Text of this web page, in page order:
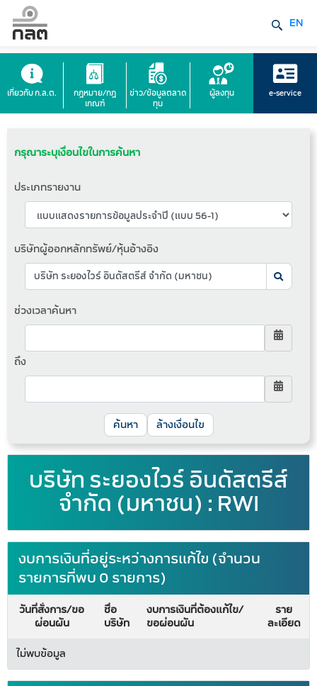
EN
เกี่ยวกับ ก.ล.ต.
กฎหมาย/กฎ
เกณฑ์
ข่าว/ข้อมูลตลาด
ทุน
ผู้ลงทุน e-service
กรุณาระบุเงื่อนไขในการค้นหา
ประเภทรายงาน
บริษัทผู้ออกหลักทรัพย์/หุ้นอ้างอิง
ช่วงเวลาค้นหา
ถึง
ล้างเงื่อนไข
บริษัท ระยองไวร์ อินดัสตรีส์
จำกัด (มหาชน) : RWI
งบการเงินที่อยู่ระหว่างการแก้ไข (จำนวน
รายการที่พบ 0 รายการ)
วันที่สั่งการ/ขอ
ผ่อนผัน
ชื่อ
บริษัท
งบการเงินที่ต้องแก้ไข/
ขอผ่อนผัน
ราย
ละเอียด
ไม่พบข้อมูล